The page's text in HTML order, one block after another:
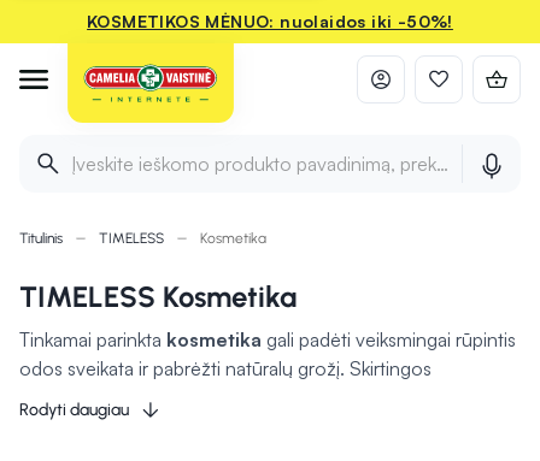
KOSMETIKOS MĖNUO: nuolaidos iki -50%!
Įveskite ieškomo produkto pavadinimą, prekės ženklą ir
Titulinis TIMELESS Kosmetika
TIMELESS Kosmetika
Tinkamai parinkta kosmetika gali padėti veiksmingai rūpintis
odos sveikata ir pabrėžti natūralų grožį. Skirtingos
priemonės gali padėti drėkinti, apsaugoti nuo išorinių
veiksnių ir suteikti odai švytėjimo. Tiek kasdienės priežiūros,
Rodyti daugiau